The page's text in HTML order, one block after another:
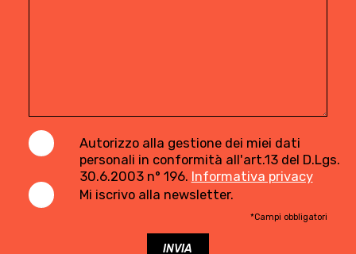
Autorizzo alla gestione dei miei dati
personali in conformità all'art.13 del D.Lgs.
30.6.2003 n° 196. Informativa privacy
Mi iscrivo alla newsletter.
*Campi obbligatori